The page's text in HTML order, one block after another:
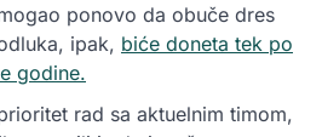
ponovo da obuče dres
ipak, biće doneta tek po
godine.
rad sa aktuelnim timom,